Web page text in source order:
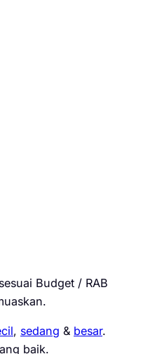
sesuai Budget / RAB
, sedang & besar.
baik.